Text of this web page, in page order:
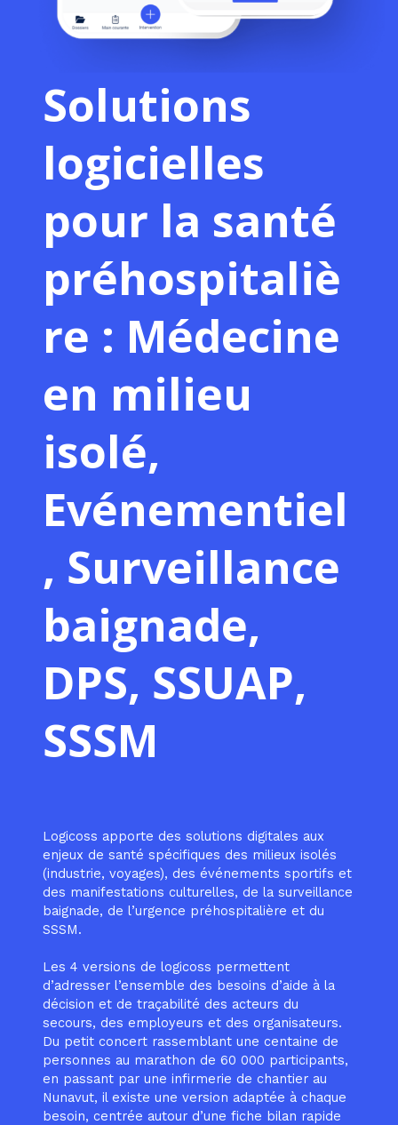
Solutions
logicielles
pour la santé
préhospitaliè
re : Médecine
en milieu
isolé,
Evénementiel
, Surveillance
baignade,
DPS, SSUAP,
SSSM
Logicoss apporte des solutions digitales aux
enjeux de santé spécifiques des milieux isolés
(industrie, voyages), des événements sportifs et
des manifestations culturelles, de la surveillance
baignade, de l’urgence préhospitalière et du
SSSM.
Les 4 versions de logicoss permettent
d’adresser l’ensemble des besoins d’aide à la
décision et de traçabilité des acteurs du
secours, des employeurs et des organisateurs.
Du petit concert rassemblant une centaine de
personnes au marathon de 60 000 participants,
en passant par une infirmerie de chantier au
Nunavut, il existe une version adaptée à chaque
besoin, centrée autour d’une fiche bilan rapide